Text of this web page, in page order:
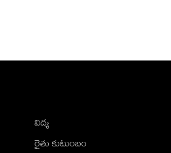
విద్య
రైతు కుటుంబం